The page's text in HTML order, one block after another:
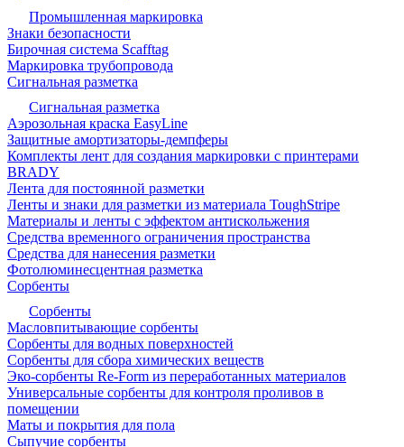
Промышленная маркировка
Знаки безопасности
Бирочная система Scafftag
Маркировка трубопровода
Сигнальная разметка
Сигнальная разметка
Аэрозольная краска EasyLine
Защитные амортизаторы-демпферы
Комплекты лент для создания маркировки с принтерами
BRADY
Лента для постоянной разметки
Ленты и знаки для разметки из материала ToughStripe
Материалы и ленты с эффектом антискольжения
Средства временного ограничения пространства
Средства для нанесения разметки
Фотолюминесцентная разметка
Сорбенты
Сорбенты
Масловпитывающие сорбенты
Сорбенты для водных поверхностей
Сорбенты для сбора химических веществ
Эко-сорбенты Re-Form из переработанных материалов
Универсальные сорбенты для контроля проливов в
помещении
Маты и покрытия для пола
Сыпучие сорбенты